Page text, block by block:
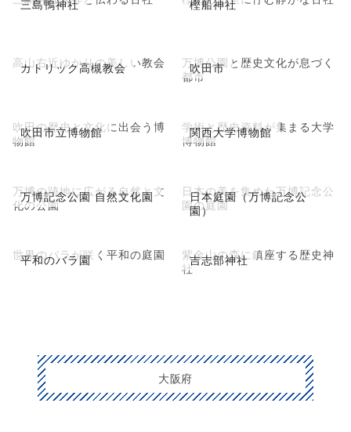
三島鴨神社 樫船神社
カトリック高槻教会
高山右近ゆかりの美しい教会 吹田市
万博公園と歴史文化が息づく
都市
吹田市立博物館
吹田の歴史と文化に出会う博
物館
関西大学博物館
学術と歴史資料が集まる大学
博物館
万博記念公園 自然文化園
万博の跡地に広がる自然と文
化の公園
日本庭園（万博記念公
園）
日本の美を集めた万博記念公
園の庭園
平和のバラ園
世界のバラが咲く平和の庭園 吉志部神社
紫金山の森に鎮座する歴史神
社
大阪府